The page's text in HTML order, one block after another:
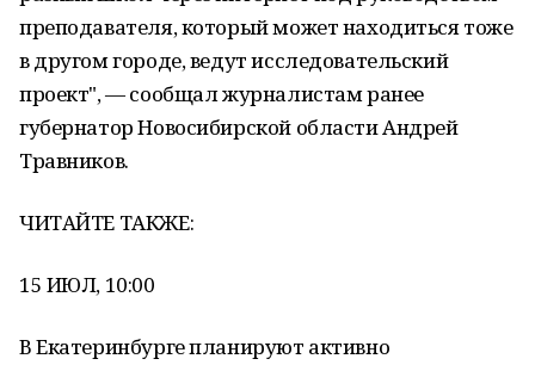
преподавателя, который может находиться тоже
в другом городе, ведут исследовательский
проект", — сообщал журналистам ранее
губернатор Новосибирской области Андрей
Травников.
ЧИТАЙТЕ ТАКЖЕ:
15 ИЮЛ, 10:00
В Екатеринбурге планируют активно